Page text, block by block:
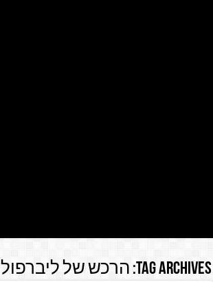
Tag Archives: הרכש של ליברפול